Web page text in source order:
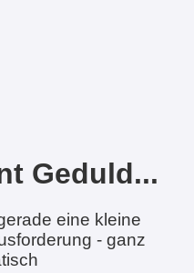
Geduld...
eine kleine
- ganz